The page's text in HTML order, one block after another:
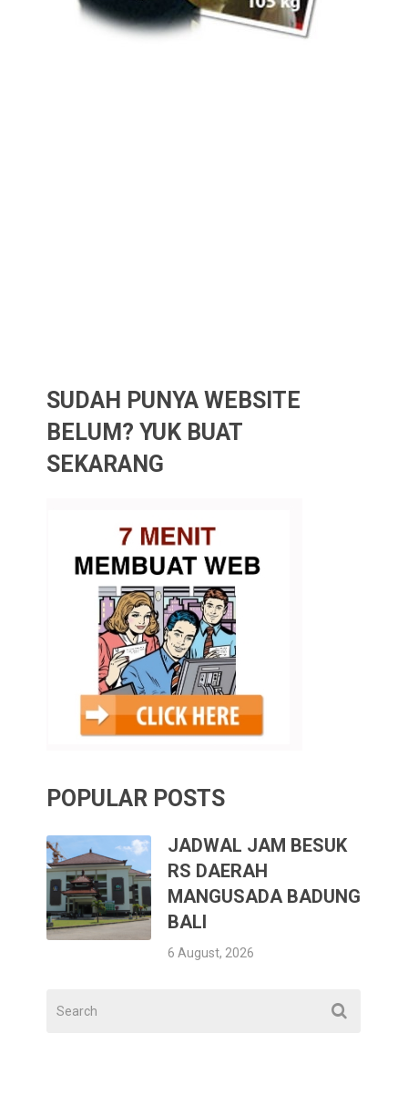
SUDAH PUNYA WEBSITE
BELUM? YUK BUAT
SEKARANG
POPULAR POSTS
JADWAL JAM BESUK
RS DAERAH
MANGUSADA BADUNG
BALI
6 August, 2026